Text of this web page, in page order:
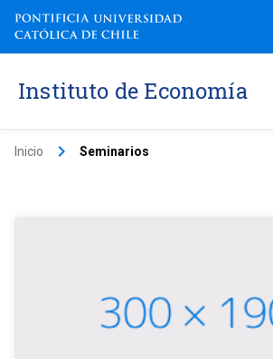
Instituto de Economía
Inicio keyboard_arrow_right Seminarios